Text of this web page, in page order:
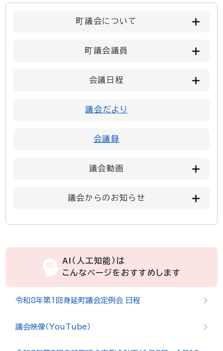
町議会について
町議会議員
会議日程
議会だより
会議録
議会動画
議会からのお知らせ
AI（人工知能）は
こんなページをおすすめします
令和8年第1回身延町議会定例会 日程
議会映像（YouTube）